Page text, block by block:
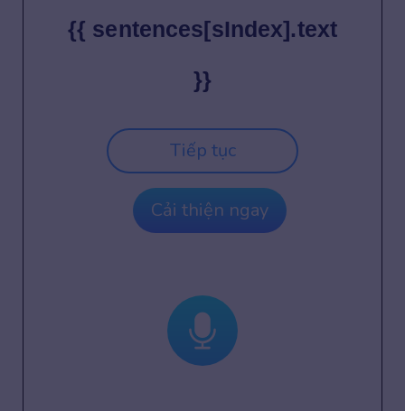
{{ sentences[sIndex].text
}}
Tiếp tục
Cải thiện ngay